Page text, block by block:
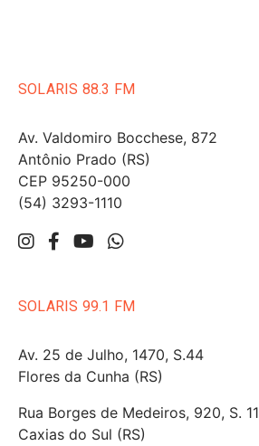
SOLARIS 88.3 FM
Av. Valdomiro Bocchese, 872
Antônio Prado (RS)
CEP 95250-000
(54) 3293-1110
SOLARIS 99.1 FM
Av. 25 de Julho, 1470, S.44
Flores da Cunha (RS)
Rua Borges de Medeiros, 920, S. 11
Caxias do Sul (RS)